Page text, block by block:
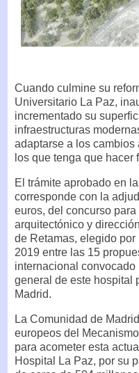
Cuando culmine su
Universitario La Paz,
incrementado su
infraestructuras
adaptarse a los
los que tenga que hacer
El trámite aprobado en
corresponde con la
euros, del concurso
arquitectónico y
de Retamas, elegido
2019 entre las 15
internacional
general de este hospital
Madrid.
La Comunidad de
europeos del
para acometer esta
Hospital La Paz, por su